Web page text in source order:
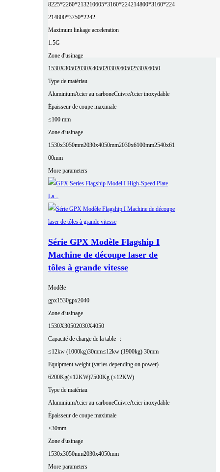
8225*2260*213210605*3160*224214800*3160*224
214800*3750*2242
Maximum linkage acceleration
1.5G
Zone d'usinage
1530X30502030X40502030X60502530X6050
Type de matériau
AluminiumAcier au carboneCuivreAcier inoxydable
Épaisseur de coupe maximale
≤100 mm
Zone d'usinage
1530x3050mm2030x4050mm2030x6100mm2540x61
00mm
More parameters
Série GPX Modèle Flagship I
Machine de découpe laser de
tôles à grande vitesse
Modèle
gpx1530gpx2040
Zone d'usinage
1530X30502030X4050
Capacité de charge de la table ：
≤12kw (1000kg)30mm≤12kw (1900kg) 30mm
Equipment weight (varies depending on power)
6200Kg(≤12KW)7500Kg (≤12KW)
Type de matériau
AluminiumAcier au carboneCuivreAcier inoxydable
Épaisseur de coupe maximale
≤30mm
Zone d'usinage
1530x3050mm2030x4050mm
More parameters